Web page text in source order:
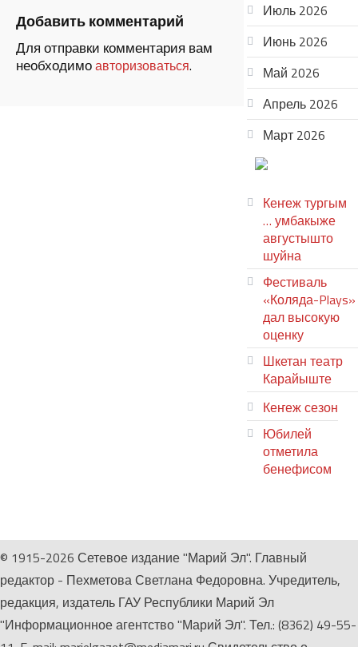
Добавить комментарий
Для отправки комментария вам
необходимоавторизоваться.
Июль 2026
Июнь 2026
Май 2026
Апрель 2026
Март 2026
Кеҥеж тургым
… умбакыже
августышто
шуйна
Фестиваль
«Коляда-Plays»
дал высокую
оценку
Шкетан театр
Карайыште
Кеҥеж сезон
Юбилей
отметила
бенефисом
© 1915-2026 Сетевое издание "Марий Эл". Главный
редактор - Пехметова Светлана Федоровна. Учредитель,
редакция, издатель ГАУ Республики Марий Эл
"Информационное агентство "Марий Эл". Тел.: (8362) 49-55-